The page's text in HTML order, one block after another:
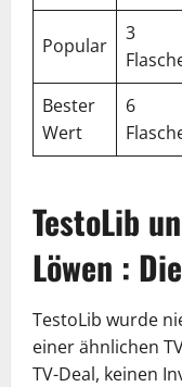
Popular
3
Bester
Wert
6
TestoLib
Löwen :
TestoLib wurde
einer ähnlichen
TV-Deal, keinen